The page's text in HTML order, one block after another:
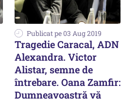
Publicat pe 03 Aug 2019
Tragedie Caracal, ADN
Alexandra. Victor
Alistar, semne de
întrebare. Oana Zamfir:
Dumneavoastră vă